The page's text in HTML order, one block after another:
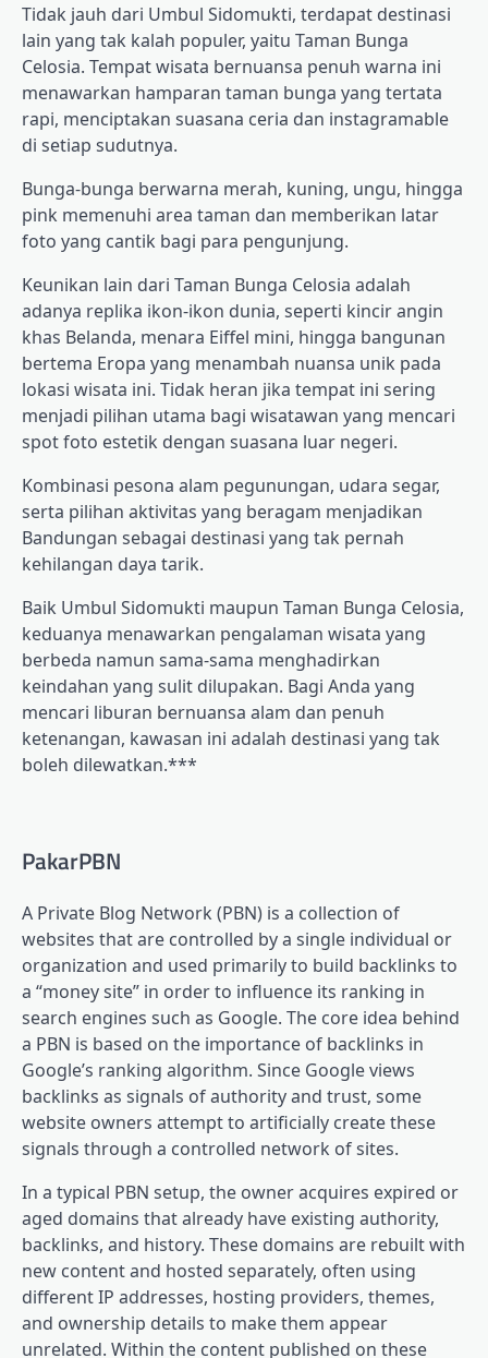
Tidak jauh dari Umbul Sidomukti, terdapat destinasi
lain yang tak kalah populer, yaitu Taman Bunga
Celosia. Tempat wisata bernuansa penuh warna ini
menawarkan hamparan taman bunga yang tertata
rapi, menciptakan suasana ceria dan instagramable
di setiap sudutnya.
Bunga-bunga berwarna merah, kuning, ungu, hingga
pink memenuhi area taman dan memberikan latar
foto yang cantik bagi para pengunjung.
Keunikan lain dari Taman Bunga Celosia adalah
adanya replika ikon-ikon dunia, seperti kincir angin
khas Belanda, menara Eiffel mini, hingga bangunan
bertema Eropa yang menambah nuansa unik pada
lokasi wisata ini. Tidak heran jika tempat ini sering
menjadi pilihan utama bagi wisatawan yang mencari
spot foto estetik dengan suasana luar negeri.
Kombinasi pesona alam pegunungan, udara segar,
serta pilihan aktivitas yang beragam menjadikan
Bandungan sebagai destinasi yang tak pernah
kehilangan daya tarik.
Baik Umbul Sidomukti maupun Taman Bunga Celosia,
keduanya menawarkan pengalaman wisata yang
berbeda namun sama-sama menghadirkan
keindahan yang sulit dilupakan. Bagi Anda yang
mencari liburan bernuansa alam dan penuh
ketenangan, kawasan ini adalah destinasi yang tak
boleh dilewatkan.***
PakarPBN
A Private Blog Network (PBN) is a collection of
websites that are controlled by a single individual or
organization and used primarily to build backlinks to
a “money site” in order to influence its ranking in
search engines such as Google. The core idea behind
a PBN is based on the importance of backlinks in
Google’s ranking algorithm. Since Google views
backlinks as signals of authority and trust, some
website owners attempt to artificially create these
signals through a controlled network of sites.
In a typical PBN setup, the owner acquires expired or
aged domains that already have existing authority,
backlinks, and history. These domains are rebuilt with
new content and hosted separately, often using
different IP addresses, hosting providers, themes,
and ownership details to make them appear
unrelated. Within the content published on these